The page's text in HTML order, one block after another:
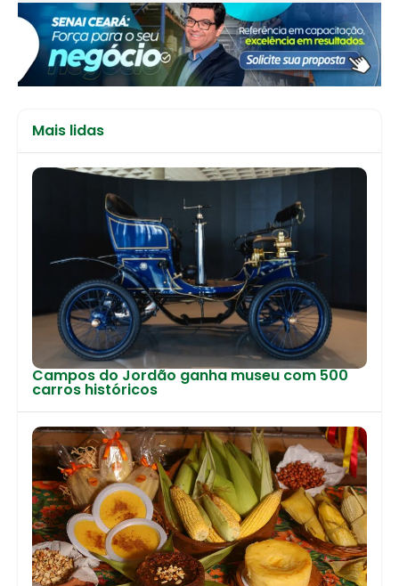
Mais lidas
Campos do Jordão ganha museu com 500
carros históricos